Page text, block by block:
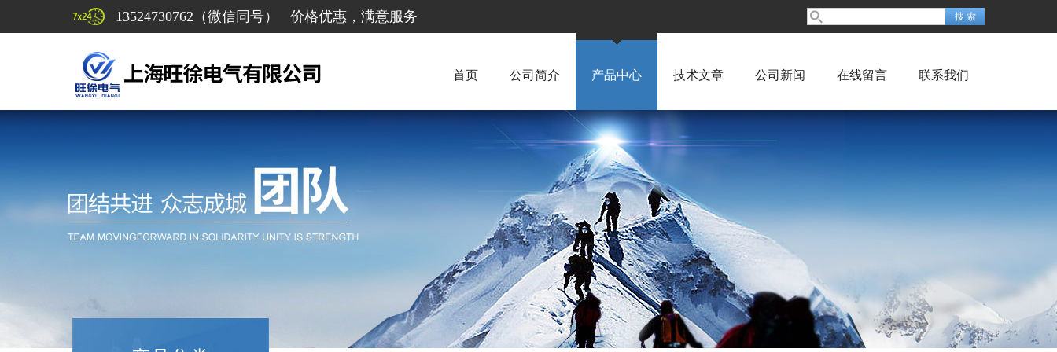
13524730762（微信同号） 价格优惠，满意服务
首页 公司简介 产品中心 技术文章 公司新闻 在线留言 联系我们